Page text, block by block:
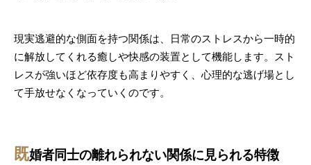
現実逃避的な側面を持つ関係は、日常のストレスから一時的
に解放してくれる癒しや快感の装置として機能します。スト
レスが強いほど依存度も高まりやすく、心理的な逃げ場とし
て手放せなくなっていくのです。
既婚者同士の離れられない関係に見られる特徴